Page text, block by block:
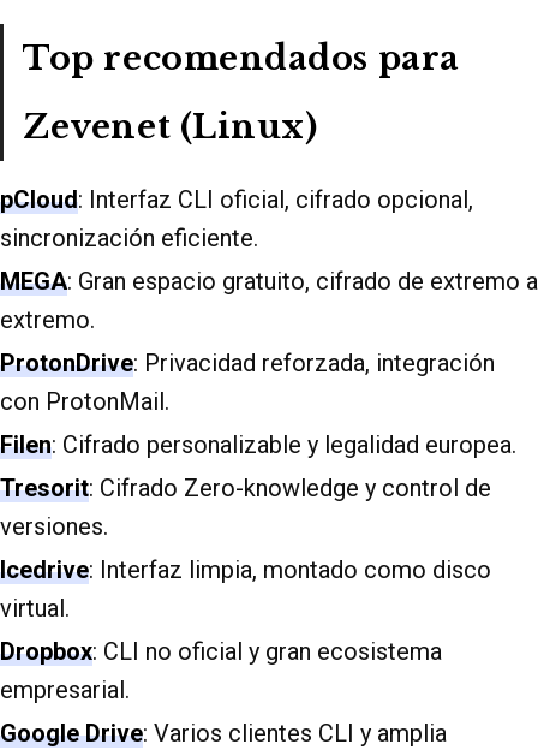
Top recomendados para
Zevenet (Linux)
pCloud: Interfaz CLI oficial, cifrado opcional,
sincronización eficiente.
MEGA: Gran espacio gratuito, cifrado de extremo a
extremo.
ProtonDrive: Privacidad reforzada, integración
con ProtonMail.
Filen: Cifrado personalizable y legalidad europea.
Tresorit: Cifrado Zero-knowledge y control de
versiones.
Icedrive: Interfaz limpia, montado como disco
virtual.
Dropbox: CLI no oficial y gran ecosistema
empresarial.
Google Drive: Varios clientes CLI y amplia